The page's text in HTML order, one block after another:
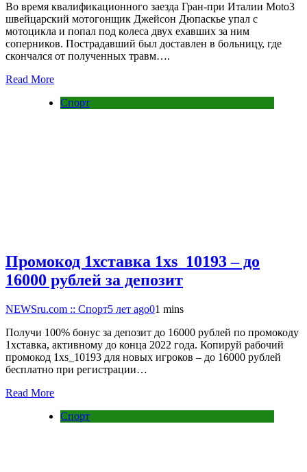
Во время квалификационного заезда Гран-при Италии Moto3
швейцарский мотогонщик Джейсон Дюпаскье упал с
мотоцикла и попал под колеса двух ехавших за ним
соперников. Пострадавший был доставлен в больницу, где
скончался от полученных травм….
Read More
Спорт
Промокод 1хставка 1xs_10193 – до
16000 рублей за депозит
NEWSru.com :: Спорт5 лет ago01 mins
Получи 100% бонус за депозит до 16000 рублей по промокоду
1хставка, активному до конца 2022 года. Копируй рабочий
промокод 1xs_10193 для новых игроков – до 16000 рублей
бесплатно при регистрации…
Read More
Спорт